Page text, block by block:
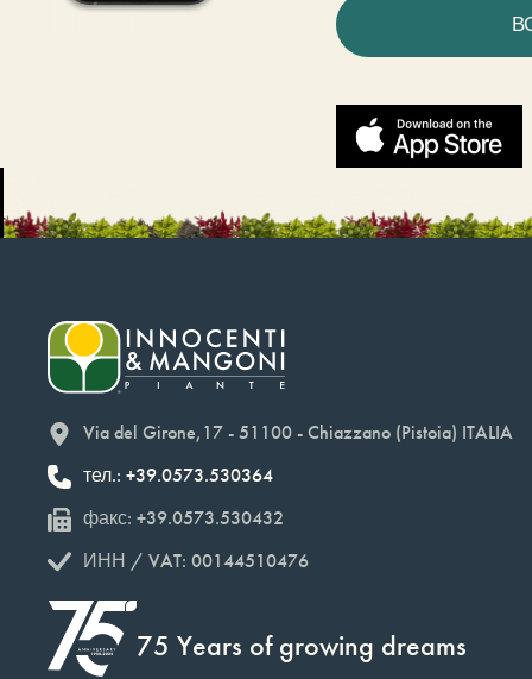
Via del Girone,17 - 51100 - Chiazzano (Pistoia) ITALIA
тел.: +39.0573.530364
факс: +39.0573.530432
ИНН / VAT: 00144510476
75 Years of growing dreams